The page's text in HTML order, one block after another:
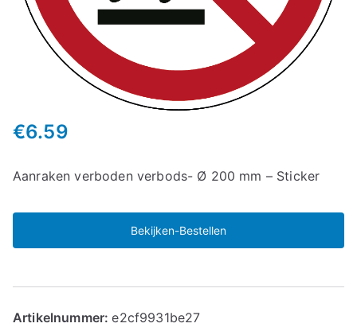
€6.59
Aanraken verboden verbods- Ø 200 mm – Sticker
Bekijken-Bestellen
Artikelnummer:e2cf9931be27